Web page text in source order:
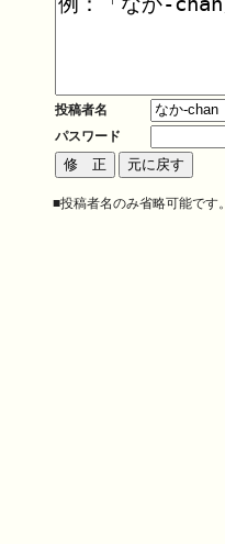
投稿者名
パスワード
■投稿者名のみ省略可能です。